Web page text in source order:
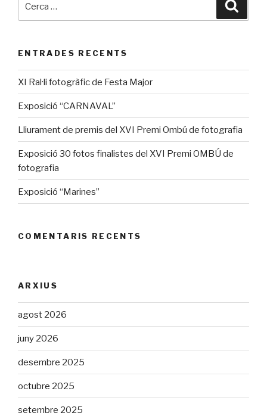
ENTRADES RECENTS
XI Ral·li fotogràfic de Festa Major
Exposició “CARNAVAL”
Lliurament de premis del XVI Premi Ombú de fotografia
Exposició 30 fotos finalistes del XVI Premi OMBÚ de
fotografia
Exposició “Marines”
COMENTARIS RECENTS
ARXIUS
agost 2026
juny 2026
desembre 2025
octubre 2025
setembre 2025